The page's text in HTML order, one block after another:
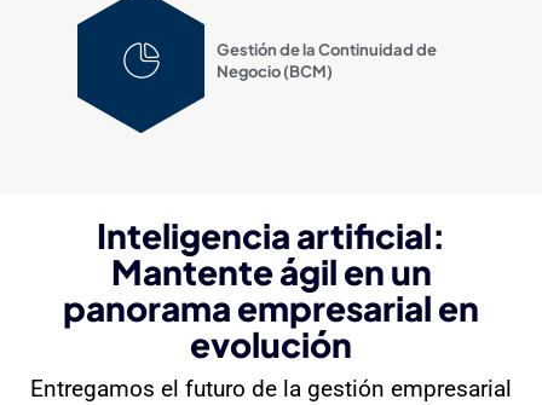
Gestión de la Continuidad de
Negocio (BCM)
Inteligencia artificial:
Mantente ágil en un
panorama empresarial en
evolución
Entregamos el futuro de la gestión empresarial